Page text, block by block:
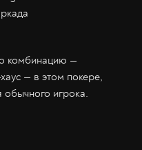
комбинацию —
— в этом покере,
обычного игрока.